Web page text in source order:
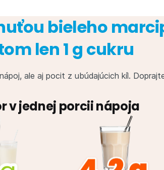
bieleho
len 1 g cukru
ale aj pocit z ubúdajúcich kíl.
v jednej porcii nápoja